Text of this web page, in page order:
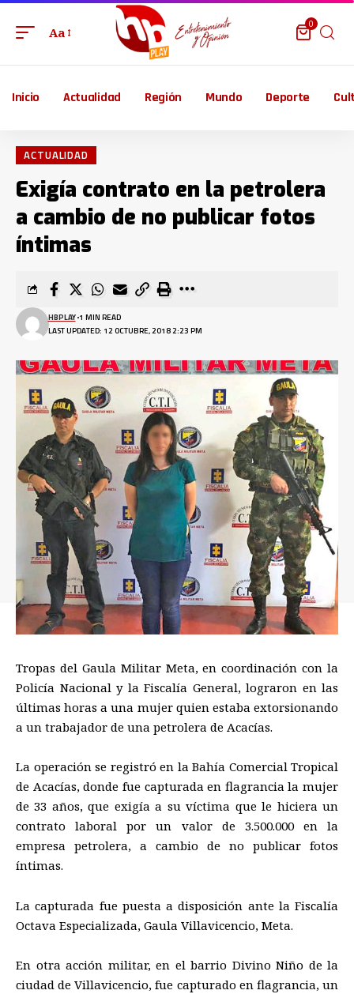
Aa
0
Inicio Actualidad Región Mundo Deporte
ACTUALIDAD
Exigía contrato en la petrolera
a cambio de no publicar fotos
íntimas
LAST UPDATED: 12 OCTUBRE, 2018 2:23 PM
HBPLAY 1 MIN READ
Tropas del Gaula Militar Meta, en coordinación con la
Policía Nacional y la Fiscalía General, lograron en las
últimas horas a una mujer quien estaba extorsionando
a un trabajador de una petrolera de Acacías.
La operación se registró en la Bahía Comercial Tropical
de Acacías, donde fue capturada en flagrancia la mujer
de 33 años, que exigía a su víctima que le hiciera un
contrato laboral por un valor de 3.500.000 en la
empresa petrolera, a cambio de no publicar fotos
íntimas.
La capturada fue puesta a disposición ante la Fiscalía
Octava Especializada, Gaula Villavicencio, Meta.
En otra acción militar, en el barrio Divino Niño de la
ciudad de Villavicencio, fue capturado en flagrancia, un